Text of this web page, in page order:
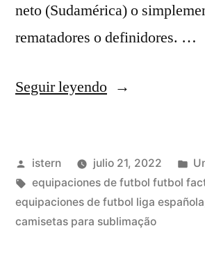
neto (Sudamérica) o
rematadores o definidores. …
Seguir leyendo«replicas
polo
lacoste»
Publicado
por
istern julio 21, 2022
en
Etiquetas:
equipaciones de futbol futbol
equipaciones de futbol liga española
camisetas para sublimação